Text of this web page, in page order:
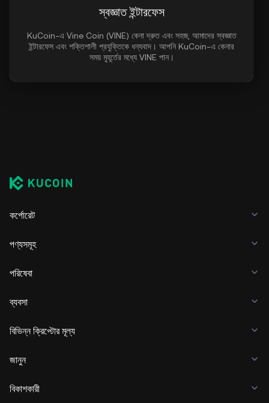
স্বজ্ঞাত ইন্টারফেস
KuCoin-এ Vine Coin (VINE) কেনা দ্রুত এবং সহজ, আমাদের স্বজ্ঞাত
ইন্টারফেস এবং শক্তিশালী প্রযুক্তিকে ধন্যবাদ। আপনি KuCoin-এ কেনার
সময় মুহূর্তের মধ্যে VINE পান।
কর্পোরেট
পণ্যসমূহ
পরিষেবা
ব্যবসা
বিভিন্ন ক্রিপ্টোর মূল্য
জানুন
বিকাশকারী